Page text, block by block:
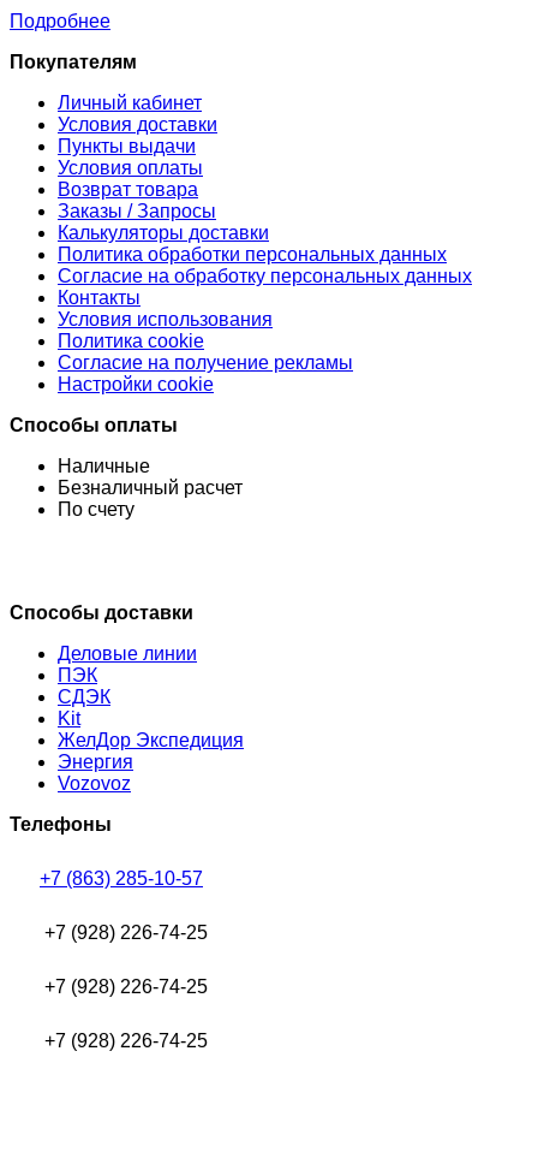
Подробнее
Покупателям
Личный кабинет
Условия доставки
Пункты выдачи
Условия оплаты
Возврат товара
Заказы / Запросы
Калькуляторы доставки
Политика обработки персональных данных
Согласие на обработку персональных данных
Контакты
Условия использования
Политика cookie
Согласие на получение рекламы
Настройки cookie
Способы оплаты
Наличные
Безналичный расчет
По счету
Способы доставки
Деловые линии
ПЭК
СДЭК
Kit
ЖелДор Экспедиция
Энергия
Vozovoz
Телефоны
+7 (863) 285-10-57
+7 (928) 226-74-25
+7 (928) 226-74-25
+7 (928) 226-74-25